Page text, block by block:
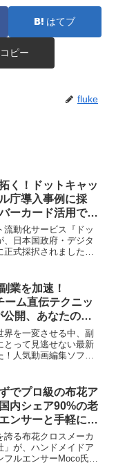
はてブ
コピー
fluke
く！ドットキャッ
庁導入事例に採
ーカード活用で
を実現！
流動化サービス『ドッ
、日本国政府・デジタ
正式採択されました。
し」や「生成AIによ
ったリスクを物理的
度の安全性」で、副業
資産の自由な流動化を
ます。
業を加速！
ーム直伝テクニッ
開、あなたのク
し活を応援！
界を一変させる中、副
とって見逃せない最新
人気動画編集ソフト
ニックと最適なパソコ
公開。あなたのクリエ
活」を強力にバックア
なノウハウが満載で
でプロ級の布花ア
内シェア90%の老
ンサーと手軽に
るキットを発売
誇る布花クロスメーカ
」が、ハンドメイドア
フルエンサーMoco氏と